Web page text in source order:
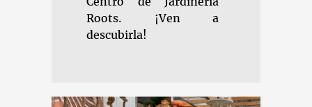
Roots. ¡Ven a
descubirla!